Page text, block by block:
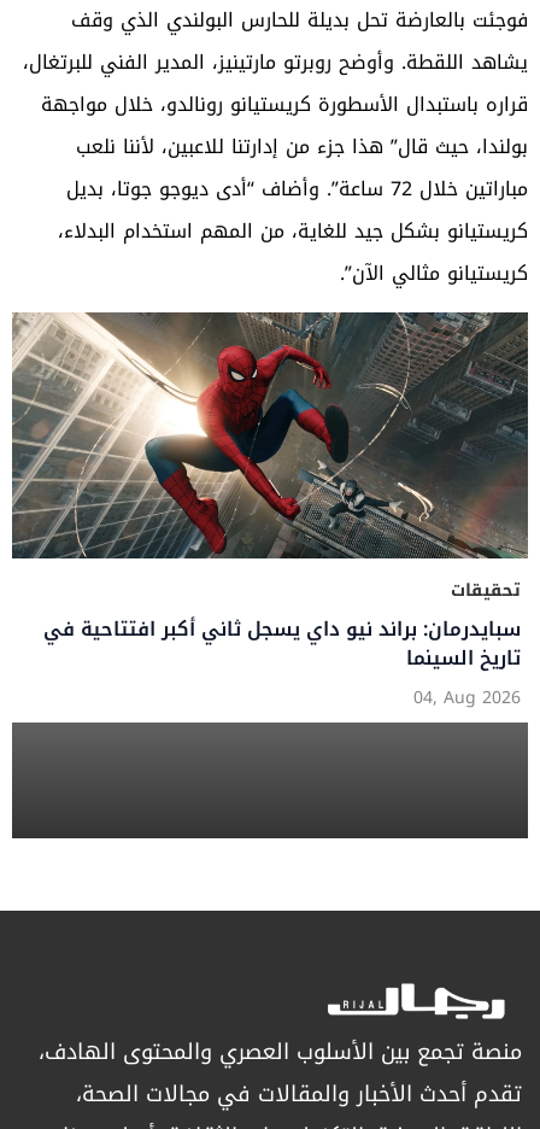
فوجئت بالعارضة تحل بديلة للحارس البولندي الذي وقف
يشاهد اللقطة. وأوضح روبرتو مارتينيز، المدير الفني للبرتغال،
قراره باستبدال الأسطورة كريستيانو رونالدو، خلال مواجهة
بولندا، حيث قال” هذا جزء من إدارتنا للاعبين، لأننا نلعب
مباراتين خلال 72 ساعة”. وأضاف “أدى ديوجو جوتا، بديل
كريستيانو بشكل جيد للغاية، من المهم استخدام البدلاء،
كريستيانو مثالي الآن”.
تحقيقات
سبايدرمان: براند نيو داي يسجل ثاني أكبر افتتاحية في
تاريخ السينما
04, Aug 2026
منصة تجمع بين الأسلوب العصري والمحتوى الهادف،
تقدم أحدث الأخبار والمقالات في مجالات الصحة،